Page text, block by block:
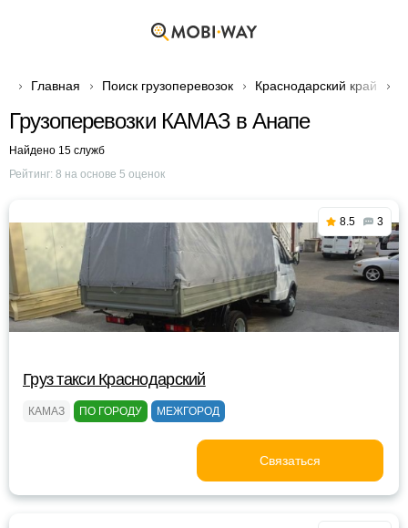
Главная Поиск грузоперевозок Краснодарский край
Грузоперевозки КАМАЗ в Анапе
Найдено 15 служб
Рейтинг: 8 на основе 5 оценок
8.5 3
Груз такси Краснодарский
КАМАЗ ПО ГОРОДУ МЕЖГОРОД
Связаться